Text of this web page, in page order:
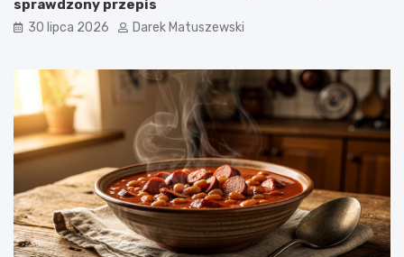
sprawdzony przepis
30 lipca 2026 Darek Matuszewski